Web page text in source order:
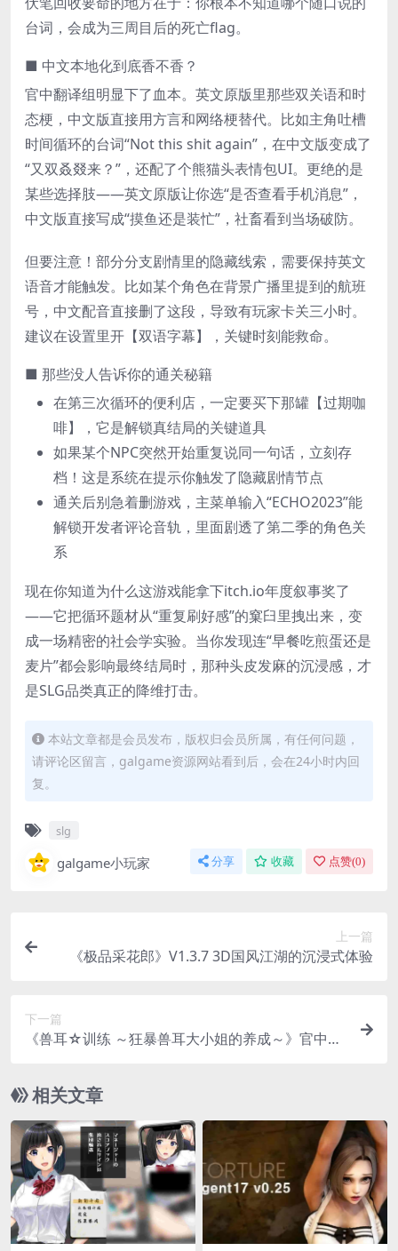
台词，会成为三周目后的死亡flag。
■ 中文本地化到底香不香？
官中翻译组明显下了血本。英文原版里那些双关语和时
态梗，中文版直接用方言和网络梗替代。比如主角吐槽
时间循环的台词“Not this shit again”，在中文版变成了
“又双叒叕来？”，还配了个熊猫头表情包UI。更绝的是
某些选择肢——英文原版让你选“是否查看手机消息”，
中文版直接写成“摸鱼还是装忙”，社畜看到当场破防。
但要注意！部分分支剧情里的隐藏线索，需要保持英文
语音才能触发。比如某个角色在背景广播里提到的航班
号，中文配音直接删了这段，导致有玩家卡关三小时。
建议在设置里开【双语字幕】，关键时刻能救命。
■ 那些没人告诉你的通关秘籍
在第三次循环的便利店，一定要买下那罐【过期咖
啡】，它是解锁真结局的关键道具
如果某个NPC突然开始重复说同一句话，立刻存
档！这是系统在提示你触发了隐藏剧情节点
通关后别急着删游戏，主菜单输入“ECHO2023”能
解锁开发者评论音轨，里面剧透了第二季的角色关
系
现在你知道为什么这游戏能拿下itch.io年度叙事奖了
——它把循环题材从“重复刷好感”的窠臼里拽出来，变
成一场精密的社会学实验。当你发现连“早餐吃煎蛋还是
麦片”都会影响最终结局时，那种头皮发麻的沉浸感，才
是SLG品类真正的降维打击。
本站文章都是会员发布，版权归会员所属，有任何问题，
请评论区留言，galgame资源网站看到后，会在24小时内回
复。
slg
galgame小玩家 分享 收藏 点赞(0)
上一篇
《极品采花郎》V1.3.7 3D国风江湖的沉浸式体验
下一篇
《兽耳☆训练 ～狂暴兽耳大小姐的养成～》官中版
相关文章